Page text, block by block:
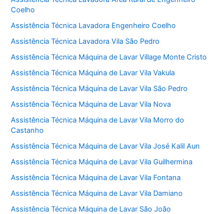
Coelho
Assistência Técnica Lavadora Engenheiro Coelho
Assistência Técnica Lavadora Vila São Pedro
Assistência Técnica Máquina de Lavar Village Monte Cristo
Assistência Técnica Máquina de Lavar Vila Vakula
Assistência Técnica Máquina de Lavar Vila São Pedro
Assistência Técnica Máquina de Lavar Vila Nova
Assistência Técnica Máquina de Lavar Vila Morro do
Castanho
Assistência Técnica Máquina de Lavar Vila José Kalil Aun
Assistência Técnica Máquina de Lavar Vila Guilhermina
Assistência Técnica Máquina de Lavar Vila Fontana
Assistência Técnica Máquina de Lavar Vila Damiano
Assistência Técnica Máquina de Lavar São João